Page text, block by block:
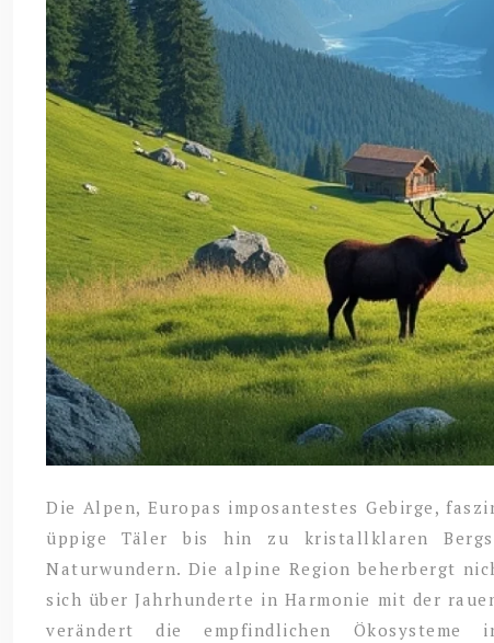
Die Alpen, Europas imposantestes Gebirge,
üppige Täler bis hin zu kristallklaren
Naturwundern. Die alpine Region beherbergt
sich über Jahrhunderte in Harmonie mit der
verändert die empfindlichen Ökosysteme